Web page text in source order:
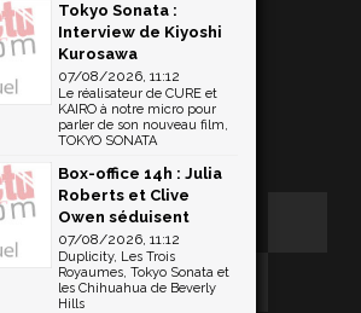
Tokyo Sonata :
Interview de Kiyoshi
Kurosawa
07/08/2026, 11:12
Le réalisateur de CURE et
KAIRO à notre micro pour
parler de son nouveau film,
TOKYO SONATA
Box-office 14h : Julia
Roberts et Clive
Owen séduisent
07/08/2026, 11:12
Duplicity, Les Trois
Royaumes, Tokyo Sonata et
les Chihuahua de Beverly
Hills